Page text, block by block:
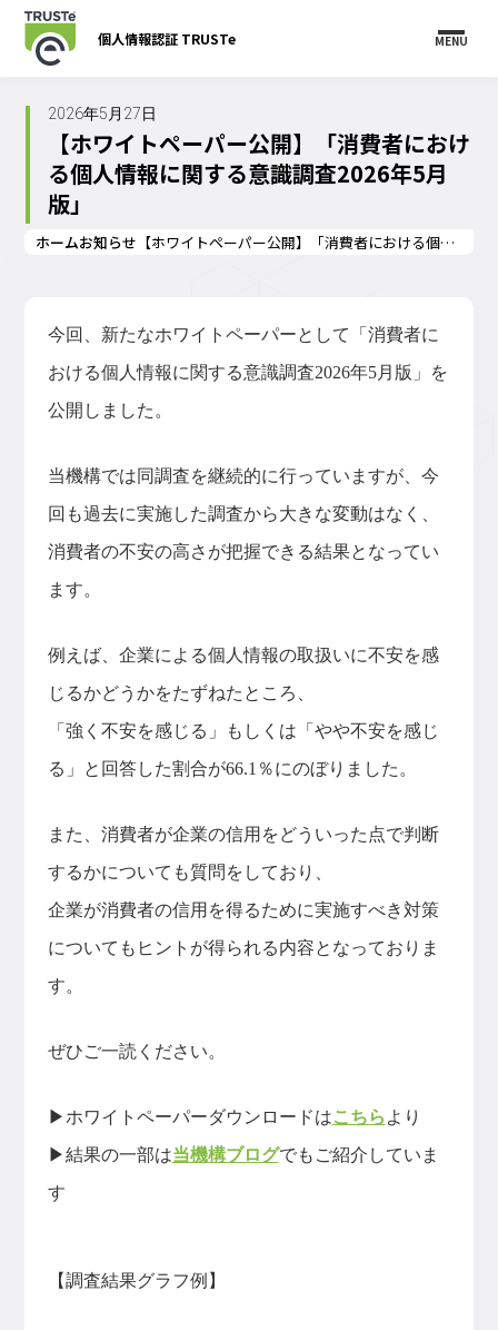
個人情報認証 TRUSTe MENU
2026年5月27日
【ホワイトペーパー公開】「消費者におけ
る個人情報に関する意識調査2026年5月
版」
ホームお知らせ 【ホワイトペーパー公開】「消費者における個人情報に関する意識調査2026年5月版」
今回、新たなホワイトペーパーとして「消費者に
おける個人情報に関する意識調査2026年5月版」を
公開しました。
当機構では同調査を継続的に行っていますが、今
回も過去に実施した調査から大きな変動はなく、
消費者の不安の高さが把握できる結果となってい
ます。
例えば、企業による個人情報の取扱いに不安を感
じるかどうかをたずねたところ、
「強く不安を感じる」もしくは「やや不安を感じ
る」と回答した割合が66.1％にのぼりました。
また、消費者が企業の信用をどういった点で判断
するかについても質問をしており、
企業が消費者の信用を得るために実施すべき対策
についてもヒントが得られる内容となっておりま
す。
ぜひご一読ください。
▶ホワイトペーパーダウンロードはこちら より
▶結果の一部は当機構ブログでもご紹介していま
す
【調査結果グラフ例】